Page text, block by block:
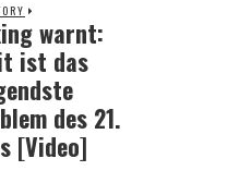
warnt:
ist das
des 21.
[Video]